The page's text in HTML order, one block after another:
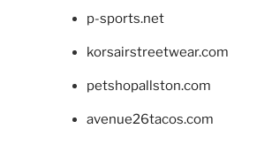
p-sports.net
korsairstreetwear.com
petshopallston.com
avenue26tacos.com